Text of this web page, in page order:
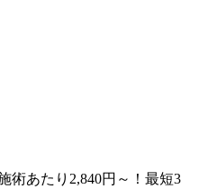
術あたり2,840円～！最短3